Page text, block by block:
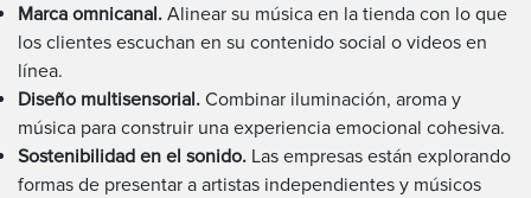
Marca omnicanal. Alinear su música en la tienda con lo que
los clientes escuchan en su contenido social o videos en
línea.
Diseño multisensorial. Combinar iluminación, aroma y
música para construir una experiencia emocional cohesiva.
Sostenibilidad en el sonido. Las empresas están explorando
formas de presentar a artistas independientes y músicos